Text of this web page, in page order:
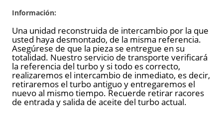
Información:
Una unidad reconstruida de intercambio por la que
usted haya desmontado, de la misma referencia.
Asegúrese de que la pieza se entregue en su
totalidad. Nuestro servicio de transporte verificará
la referencia del turbo y si todo es correcto,
realizaremos el intercambio de inmediato, es decir,
retiraremos el turbo antiguo y entregaremos el
nuevo al mismo tiempo. Recuerde retirar racores
de entrada y salida de aceite del turbo actual.